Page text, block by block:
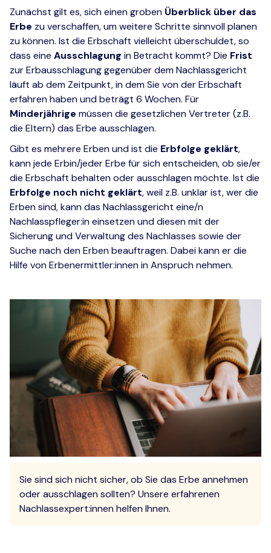
Zunächst gilt es, sich einen groben Überblick über das
Erbe zu verschaffen, um weitere Schritte sinnvoll planen
zu können. Ist die Erbschaft vielleicht überschuldet, so
dass eine Ausschlagung in Betracht kommt? Die Frist
zur Erbausschlagung gegenüber dem Nachlassgericht
läuft ab dem Zeitpunkt, in dem Sie von der Erbschaft
erfahren haben und beträgt 6 Wochen. Für
Minderjährige müssen die gesetzlichen Vertreter (z.B.
die Eltern) das Erbe ausschlagen.
Gibt es mehrere Erben und ist die Erbfolge geklärt,
kann jede Erbin/jeder Erbe für sich entscheiden, ob sie/er
die Erbschaft behalten oder ausschlagen möchte. Ist die
Erbfolge noch nicht geklärt, weil z.B. unklar ist, wer die
Erben sind, kann das Nachlassgericht eine/n
Nachlasspfleger:in einsetzen und diesen mit der
Sicherung und Verwaltung des Nachlasses sowie der
Suche nach den Erben beauftragen. Dabei kann er die
Hilfe von Erbenermittler:innen in Anspruch nehmen.
Sie sind sich nicht sicher, ob Sie das Erbe annehmen
oder ausschlagen sollten? Unsere erfahrenen
Nachlassexpert:innen helfen Ihnen.